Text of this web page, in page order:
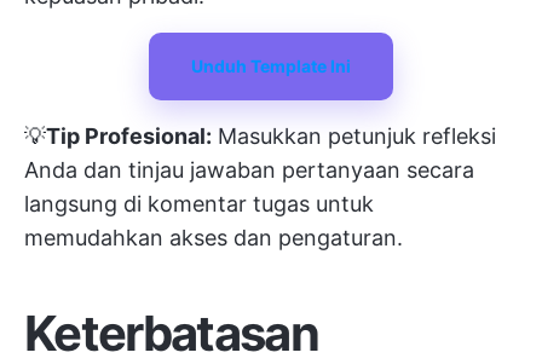
Unduh Template Ini
💡Tip Profesional: Masukkan petunjuk refleksi
Anda dan tinjau jawaban pertanyaan secara
langsung di komentar tugas untuk
memudahkan akses dan pengaturan.
Keterbatasan